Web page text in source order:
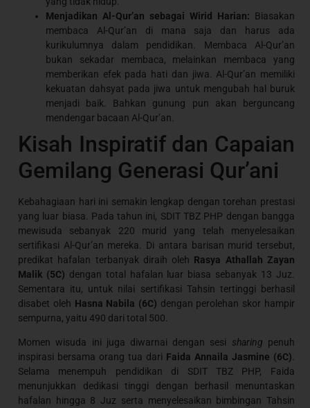
Menjadikan Al-Qur’an sebagai Wirid Harian: Biasakan
membaca Al-Qur’an di mana saja dan harus ada
kurikulumnya dalam pendidikan. Membaca Al-Qur’an
bukan sekadar membaca, melainkan membaca yang
memberikan efek pada hati dan jiwa. Al-Qur’an memiliki
kekuatan dahsyat pada jiwa untuk mengubah hal buruk
menjadi baik. Bahkan gunung pun akan berguncang
mendengar bacaan Al-Qur’an.
Kisah Inspiratif dan Capaian
Gemilang Generasi Qur’ani
Kebahagiaan hari ini semakin lengkap dengan torehan prestasi
yang luar biasa. Pada tahun ini, SDIT TBZ PHP dengan bangga
mewisuda sebanyak 220 murid yang telah menyelesaikan
sertifikasi Al-Qur’an mereka. Di antara barisan murid tersebut,
predikat hafalan terbanyak diraih oleh Rasya Athallah Zayan
Malik (5C) dengan total hafalan luar biasa sebanyak 13 Juz.
Sementara itu, untuk nilai sertifikasi Tahsin tertinggi berhasil
disabet oleh Hasna Nabila (6C) dengan perolehan skor hampir
sempurna, yaitu 490 dari total 500.
Momen wisuda ini juga diwarnai dengan sesi sharing penuh
inspirasi bersama orang tua dari Faida Annaila Jasmine (6C).
Selama menempuh pendidikan di SDIT TBZ PHP, Faida
menunjukkan dedikasi tinggi dengan berhasil menuntaskan
hafalan hingga 8 Juz serta menyelesaikan bimbingan Tahsin